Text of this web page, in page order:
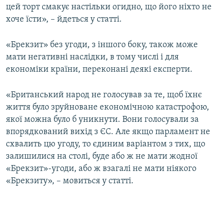
цей торт смакує настільки огидно, що його ніхто не
хоче їсти», – йдеться у статті.
«Брекзит» без угоди, з іншого боку, також може
мати негативні наслідки, в тому числі і для
економіки країни, переконані деякі експерти.
«Британський народ не голосував за те, щоб їхнє
життя було зруйноване економічною катастрофою,
якої можна було б уникнути. Вони голосували за
впорядкований вихід з ЄС. Але якщо парламент не
схвалить цю угоду, то єдиним варіантом з тих, що
залишилися на столі, буде або ж не мати жодної
«Брекзит»-угоди, або ж взагалі не мати ніякого
«Брекзиту», – мовиться у статті.